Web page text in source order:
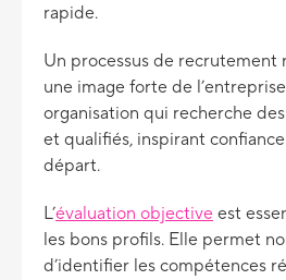
rapide.
Un processus de recrutement
une image forte de
organisation qui recherche
et qualifiés, inspirant
départ.
L’évaluation objective est
les bons profils. Elle permet
d’identifier les compétences